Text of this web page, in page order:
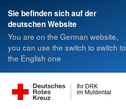
Sie befinden sich auf der
deutschen Website
You are on the German website,
you can use the switch to switch to
the English one
im Muldental
Ihr DRK